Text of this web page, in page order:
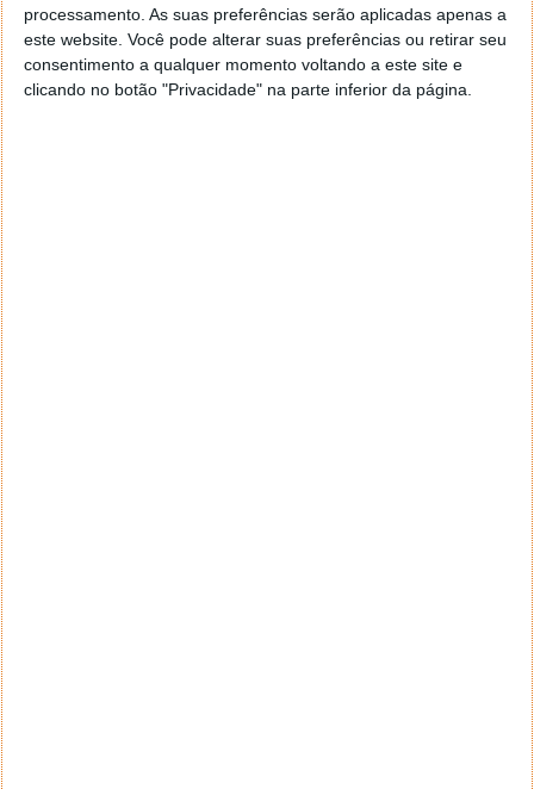
processamento. As suas preferências serão aplicadas apenas a
este website. Você pode alterar suas preferências ou retirar seu
consentimento a qualquer momento voltando a este site e
clicando no botão "Privacidade" na parte inferior da página.